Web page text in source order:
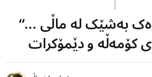
“… ئێمەیش وەک بەشێک لە ماڵی